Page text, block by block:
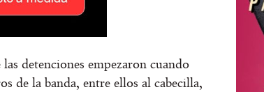
detenciones empezaron cuando
de la banda, entre ellos al cabecilla,